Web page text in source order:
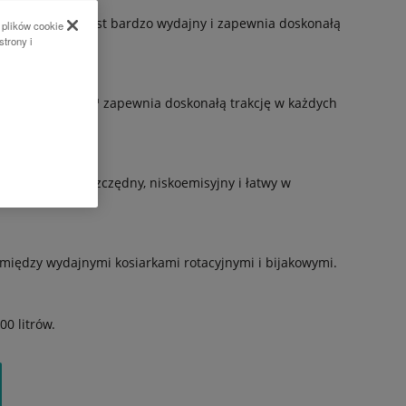
ssącej jest bardzo wydajny i zapewnia doskonałą
trakcji HTC™ zapewnia doskonałą trakcję w każdych
jest oszczędny, niskoemisyjny i łatwy w
wydajnymi kosiarkami rotacyjnymi i bijakowymi.
litrów.
cookie
i